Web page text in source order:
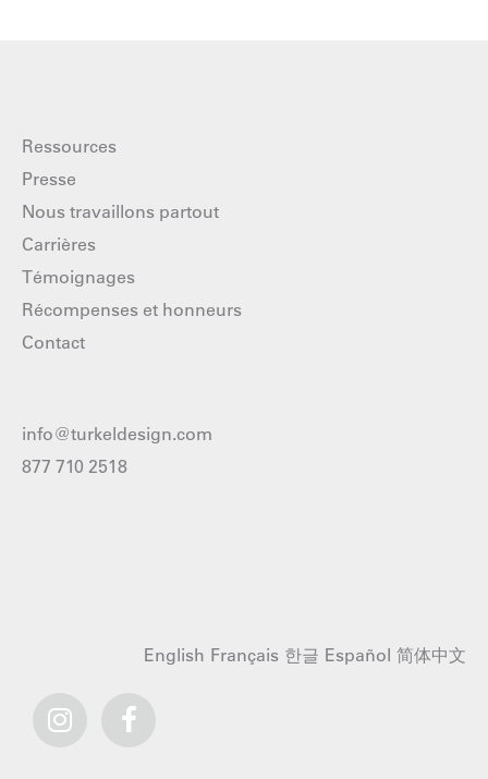
Ressources
Presse
Nous travaillons partout
Carrières
Témoignages
Récompenses et honneurs
Contact
info@turkeldesign.com
877 710 2518
English Français 한글 Español 简体中文